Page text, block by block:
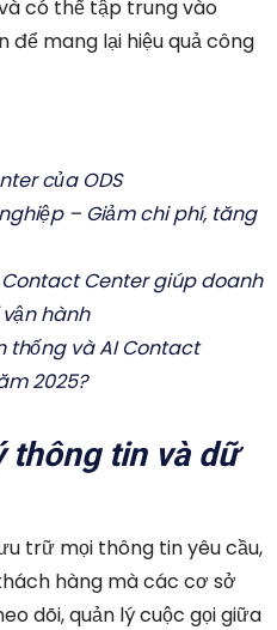
có thể tập trung vào
mang lại hiệu quả công
của ODS
– Giảm chi phí, tăng
Center giúp doanh
hành
thống và AI Contact
2025?
thông tin và dữ
trữ mọi thông tin yêu cầu,
hàng mà các cơ sở
dõi, quản lý cuộc gọi giữa